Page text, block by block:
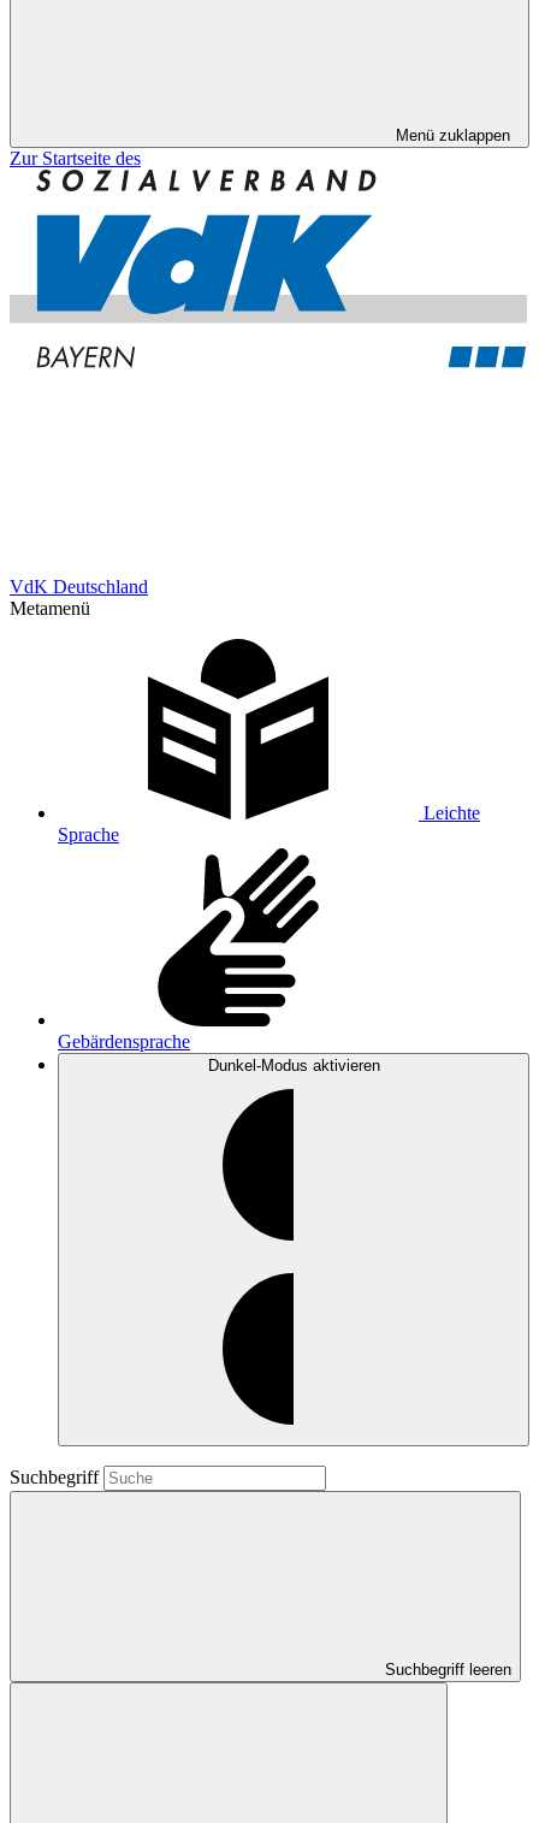
Menü zuklappen
Zur Startseite des
VdK Deutschland
Metamenü
Leichte
Sprache
Gebärdensprache
Dunkel-Modus aktivieren
Suchbegriff
Suchbegriff leeren